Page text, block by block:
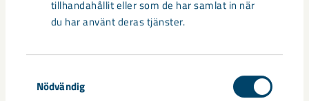
tillhandahållit eller som de har samlat in när
du har använt deras tjänster.
Nödvändig
Duroc förvärvar, utvecklar och förvaltar företag med
position i sina respektive branscher. Som ägare bidrar Duroc